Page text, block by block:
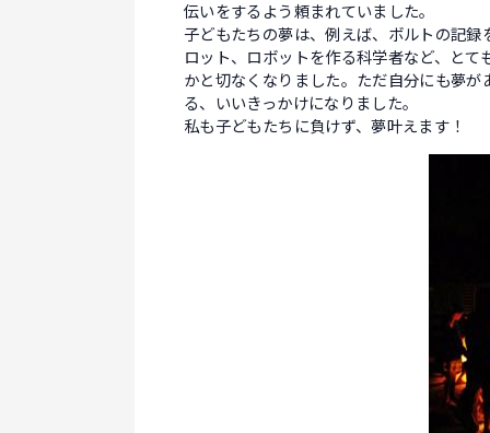
伝いをするよう頼まれていました。
子どもたちの夢は、例えば、ボルトの記
ロット、ロボットを作る科学者など、と
かと切なくなりました。ただ自分にも夢
る、いいきっかけになりました。
私も子どもたちに負けず、夢叶えます！